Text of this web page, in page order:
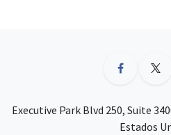
Executive Park Blvd 250, Suite
Estados